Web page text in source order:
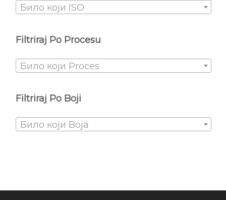
Било који ISO
Filtriraj Po Procesu
Било који Proces
Filtriraj Po Boji
Било који Boja